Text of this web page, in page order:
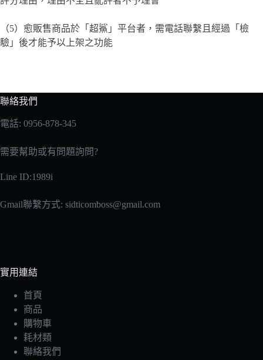
（5）愈販售商品於「超鯊」平台者，需電話聯繫且經過「檢
驗」後才能予以上架之功能
聯絡我們
電話: 0956-878-345
需要幫助或有問題詢問?
Line ID:1989i
Gmail聯繫方式: sidticomboss@gmail.com
實用連結
首頁
商品
購物車
耗材類
聯絡我們